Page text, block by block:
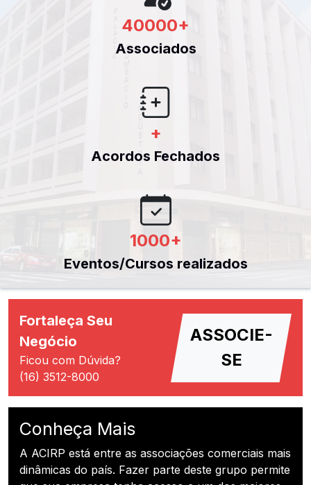
40000+
Associados
+
Acordos Fechados
1000+
Eventos/Cursos realizados
Fortaleça Seu
Negócio
Ficou com Dúvida?
(16) 3512-8000
ASSOCIE-
SE
Conheça Mais
A ACIRP está entre as associações comerciais mais
dinâmicas do país. Fazer parte deste grupo permite